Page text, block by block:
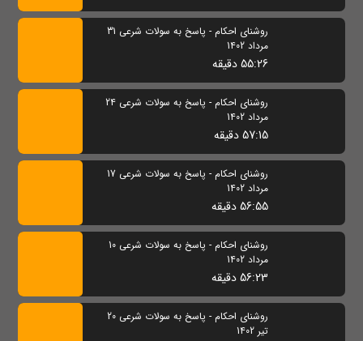
روشنای احکام - پاسخ به سولات شرعی 31
مرداد 1402
55:26 دقیقه
روشنای احکام - پاسخ به سولات شرعی 24
مرداد 1402
57:15 دقیقه
روشنای احکام - پاسخ به سولات شرعی 17
مرداد 1402
56:55 دقیقه
روشنای احکام - پاسخ به سولات شرعی 10
مرداد 1402
56:23 دقیقه
روشنای احکام - پاسخ به سولات شرعی 20
تیر 1402